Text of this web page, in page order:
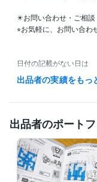
✴️お問い合わせ・ご相談
⭐︎お気軽に、お問い合
日付の記載がない日は
時間やサービスにより可
お気軽にDMよりお問い
◉ ディズニーリゾート
ケジュール作成♬
◉60分間「自分の頭の中
◉イラストロジック代わ
◉自己対話交換日記サー
出品者の実績をもっ
出品者のポート